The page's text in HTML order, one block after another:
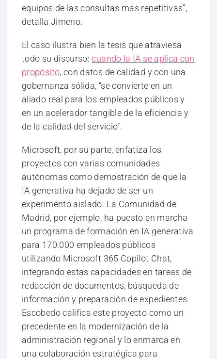
equipos de las consultas más repetitivas”,
detalla Jimeno.
El caso ilustra bien la tesis que atraviesa
todo su discurso:cuando la IA se aplica con
propósito, con datos de calidad y con una
gobernanza sólida, “se convierte en un
aliado real para los empleados públicos y
en un acelerador tangible de la eficiencia y
de la calidad del servicio”.
Microsoft, por su parte, enfatiza los
proyectos con varias comunidades
autónomas como demostración de que la
IA generativa ha dejado de ser un
experimento aislado. La Comunidad de
Madrid, por ejemplo, ha puesto en marcha
un programa de formación en IA generativa
para 170.000 empleados públicos
utilizando Microsoft 365 Copilot Chat,
integrando estas capacidades en tareas de
redacción de documentos, búsqueda de
información y preparación de expedientes.
Escobedo califica este proyecto como un
precedente en la modernización de la
administración regional y lo enmarca en
una colaboración estratégica para